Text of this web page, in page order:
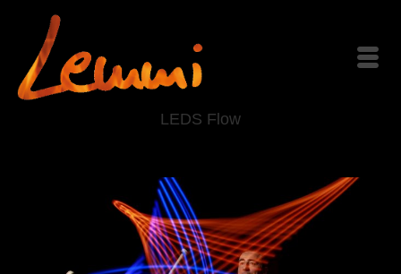
LEDS Flow